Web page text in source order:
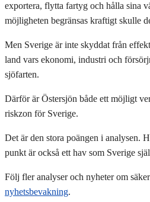
exportera, flytta fartyg och hålla sina
möjligheten begränsas kraftigt skulle
Men Sverige är inte skyddat från
land vars ekonomi, industri och
sjöfarten.
Därför är Östersjön både ett möjligt
riskzon för Sverige.
Det är den stora poängen i analysen.
punkt är också ett hav som Sverige
Följ fler analyser och nyheter om
nyhetsbevakning.